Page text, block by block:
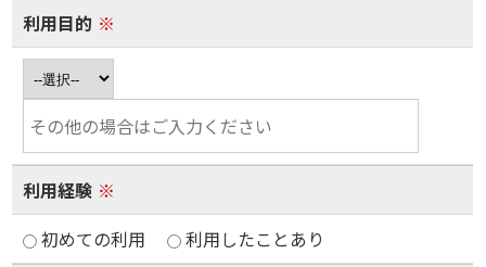
利用目的 ※
利用経験 ※
初めての利用
利用したことあり